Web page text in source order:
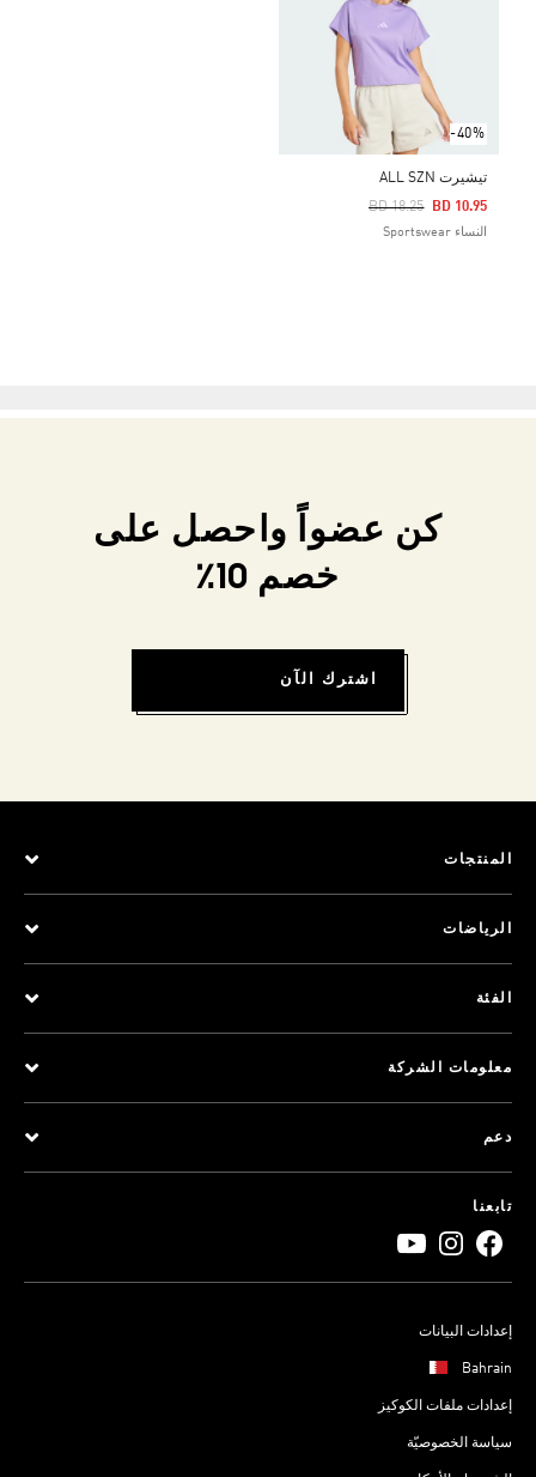
-40%
تيشيرت ALL SZN
Price Reduced From
BD 18.25
To BD 10.95
النساء Sportswear
كن عضواً واحصل على
خصم 10٪
اشترك الآن
المنتجات
الرياضات
الفئة
معلومات الشركة
دعم
تابعنا
إعدادات البيانات
Bahrain
إعدادات ملفات الكوكيز
سياسة الخصوصيّة